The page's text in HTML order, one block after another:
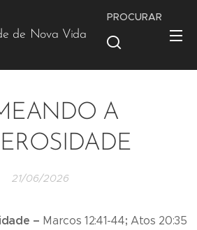
de Nova Vida
PROCURAR
A
21/06/2026
– Marcos 12:41-44; Atos 20:35